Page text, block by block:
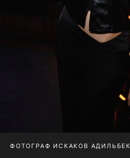
ФОТОГРАФ ИСКАКОВ АДИЛЬБЕК